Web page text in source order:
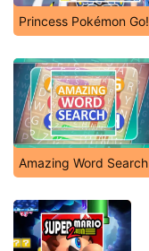
Princess Pokémon Go!
Amazing Word Search